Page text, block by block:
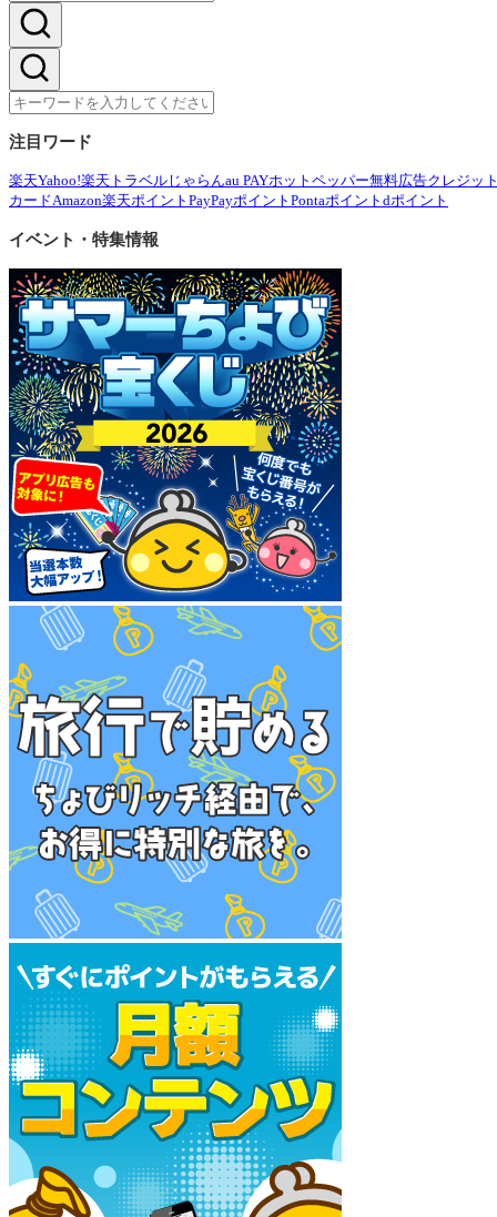
注目ワード
楽天Yahoo!楽天トラベル じゃらんau PAYホットペッパー無料広告クレジッ
カードAmazon楽天ポイント PayPayポイント Pontaポイント dポイント
イベント・特集情報